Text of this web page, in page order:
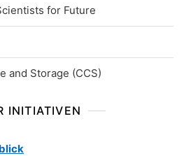
for Future
and Storage (CCS)
INITIATIVEN